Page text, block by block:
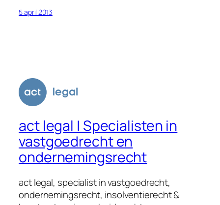
5 april 2013
act legal | Specialisten in
vastgoedrecht en
ondernemingsrecht
act legal, specialist in vastgoedrecht,
ondernemingsrecht, insolventierecht &